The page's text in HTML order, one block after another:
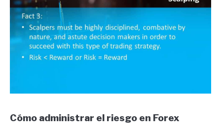
Cómo administrar el riesgo en Forex